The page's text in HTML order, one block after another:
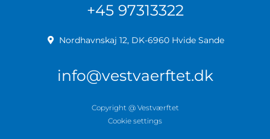
+45 97313322
Nordhavnskaj 12, DK-6960 Hvide Sande
info@vestvaerftet.dk
Copyright @ Vestværftet
Cookie settings